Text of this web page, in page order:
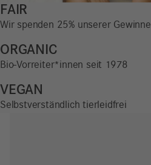
FAIR
Wir spenden 25% unserer Gewinne
ORGANIC
Bio-Vorreiter*innen seit 1978
VEGAN
Selbstverständlich tierleidfrei